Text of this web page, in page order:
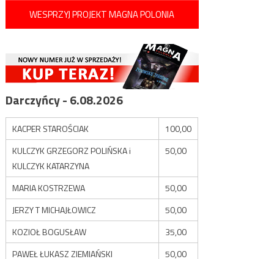
WESPRZYJ PROJEKT MAGNA POLONIA
Darczyńcy - 6.08.2026
KACPER STAROŚCIAK
100,00
KULCZYK GRZEGORZ POLIŃSKA i
KULCZYK KATARZYNA
50,00
MARIA KOSTRZEWA
50,00
JERZY T MICHAJŁOWICZ
50,00
KOZIOŁ BOGUSŁAW
35,00
PAWEŁ ŁUKASZ ZIEMIAŃSKI
50,00